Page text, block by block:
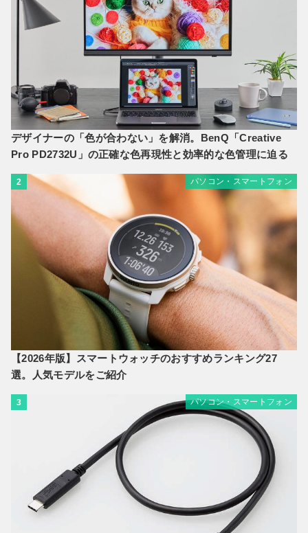
デザイナーの「色が合わない」を解消。BenQ「Creative
Pro PD2732U」の正確な色再現性と効率的な色管理に迫る
2 パソコン・スマートフォン
【2026年版】スマートウォッチのおすすめランキング27
選。人気モデルをご紹介
3 パソコン・スマートフォン